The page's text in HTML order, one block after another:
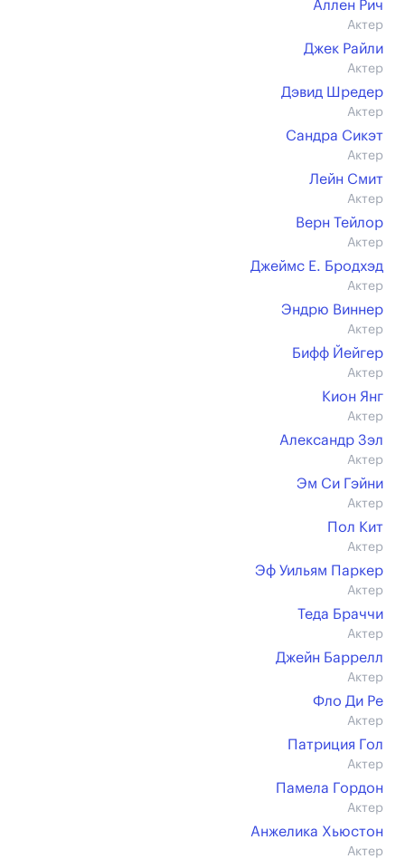
Аллен Рич
Актер
Джек Райли
Актер
Дэвид Шредер
Актер
Сандра Сикэт
Актер
Лейн Смит
Актер
Верн Тейлор
Актер
Джеймс Е. Бродхэд
Актер
Эндрю Виннер
Актер
Бифф Йейгер
Актер
Кион Янг
Актер
Александр Зэл
Актер
Эм Си Гэйни
Актер
Пол Кит
Актер
Эф Уильям Паркер
Актер
Теда Браччи
Актер
Джейн Баррелл
Актер
Фло Ди Ре
Актер
Патриция Гол
Актер
Памела Гордон
Актер
Анжелика Хьюстон
Актер